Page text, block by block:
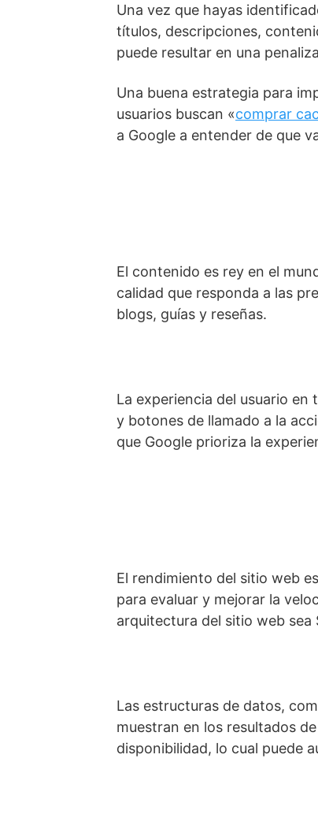
Una vez que hayas
títulos, descripciones,
puede resultar en una
Una buena estrategia para
usuarios buscan «comprar
a Google a entender de que
El contenido es rey en el
calidad que responda a las
blogs, guías y reseñas.
La experiencia del usuario
y botones de llamado a la
que Google prioriza la
El rendimiento del sitio web
para evaluar y mejorar la
arquitectura del sitio web sea
Las estructuras de datos,
muestran en los resultados
disponibilidad, lo cual puede